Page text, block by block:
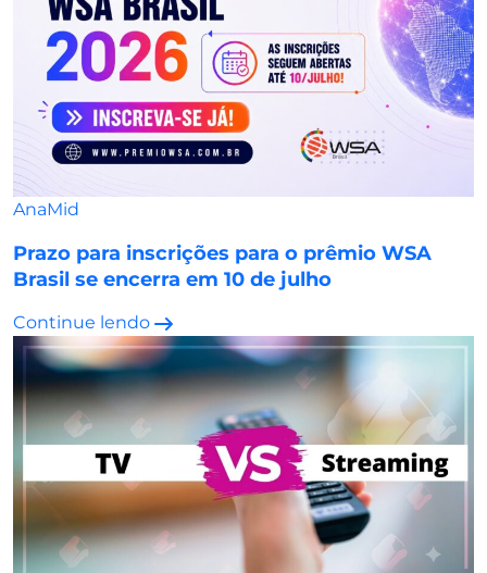
AnaMid
Prazo para inscrições para o prêmio WSA
Brasil se encerra em 10 de julho
Continue lendo